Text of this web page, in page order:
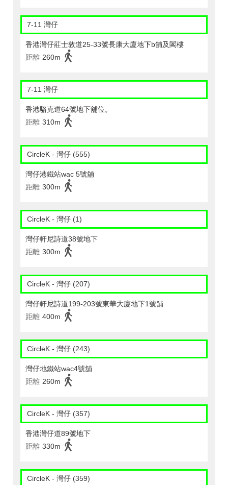
7-11 灣仔
香港灣仔莊士敦道25-33號長康大廈地下b舖及閣樓
距離 260m
7-11 灣仔
香港駱克道64號地下舖位。
距離 310m
CircleK - 灣仔 (555)
灣仔港鐵站wac 5號舖
距離 300m
CircleK - 灣仔 (1)
灣仔軒尼詩道38號地下
距離 300m
CircleK - 灣仔 (207)
灣仔軒尼詩道199-203號東華大廈地下1號舖
距離 400m
CircleK - 灣仔 (243)
灣仔地鐵站wac4號舖
距離 260m
CircleK - 灣仔 (357)
香港灣仔道89號地下
距離 330m
CircleK - 灣仔 (359)